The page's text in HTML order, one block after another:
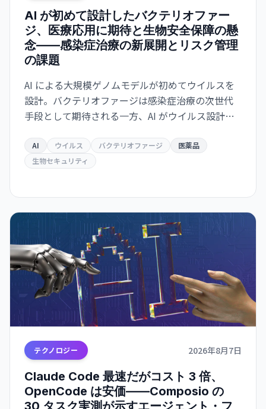
AI が初めて設計したバクテリオファー
ジ、医療応用に期待と生物安全保障の懸
念——感染症治療の新展開とリスク管理
の課題
AI による大規模ゲノムモデルが初めてウイルスを
設計。バクテリオファージは感染症治療の次世代
手段として期待される一方、AI がウイルス設計能
点を意味する。
AI ウイルス バクテリオファージ
医薬品
生物セキュリティ
テクノロジー 2026年8月7日
Claude Code 最速だがコスト 3 倍、
OpenCode は安価——Composio の
30 タスク実測が示すエージェント・フ